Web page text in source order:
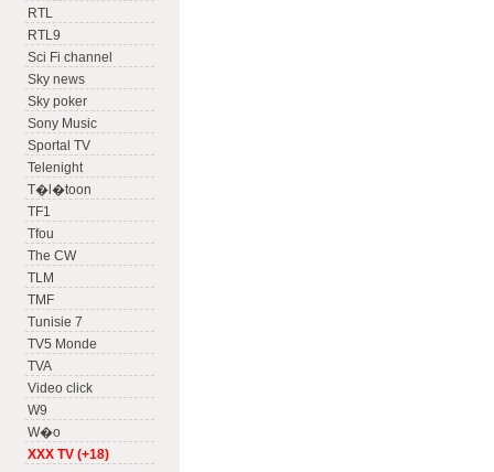
RTL
RTL9
Sci Fi channel
Sky news
Sky poker
Sony Music
Sportal TV
Telenight
T�l�toon
TF1
Tfou
The CW
TLM
TMF
Tunisie 7
TV5 Monde
TVA
Video click
W9
W�o
XXX TV (+18)